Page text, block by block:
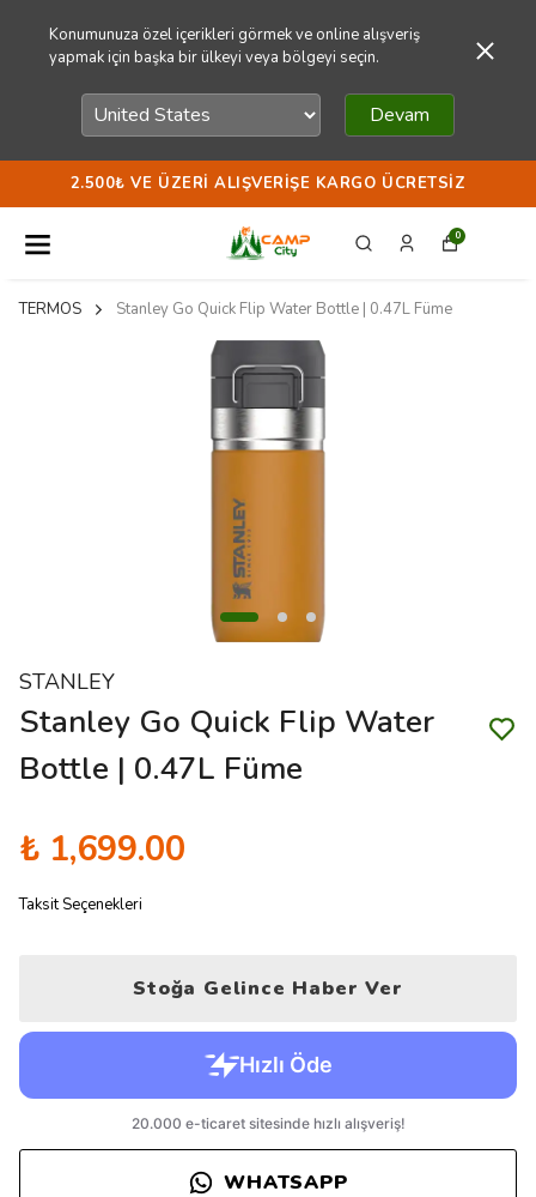
Konumunuza özel içerikleri görmek ve online alışveriş
yapmak için başka bir ülkeyi veya bölgeyi seçin.
Devam
2.500₺ VE ÜZERI ALIŞVERIŞE KARGO ÜCRETSIZ
0
TERMOS Stanley Go Quick Flip Water Bottle | 0.47L Füme
STANLEY
Stanley Go Quick Flip Water
Bottle | 0.47L Füme
₺ 1,699.00
Taksit Seçenekleri
Stoğa Gelince Haber Ver
WHATSAPP